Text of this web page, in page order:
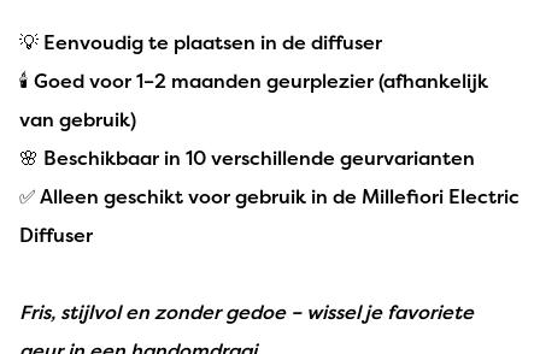
💡 Eenvoudig te plaatsen in de diffuser
🕯️ Goed voor 1–2 maanden geurplezier (afhankelijk
van gebruik)
🌸 Beschikbaar in 10 verschillende geurvarianten
✅ Alleen geschikt voor gebruik in de Millefiori Electric
Diffuser
Fris, stijlvol en zonder gedoe – wissel je favoriete